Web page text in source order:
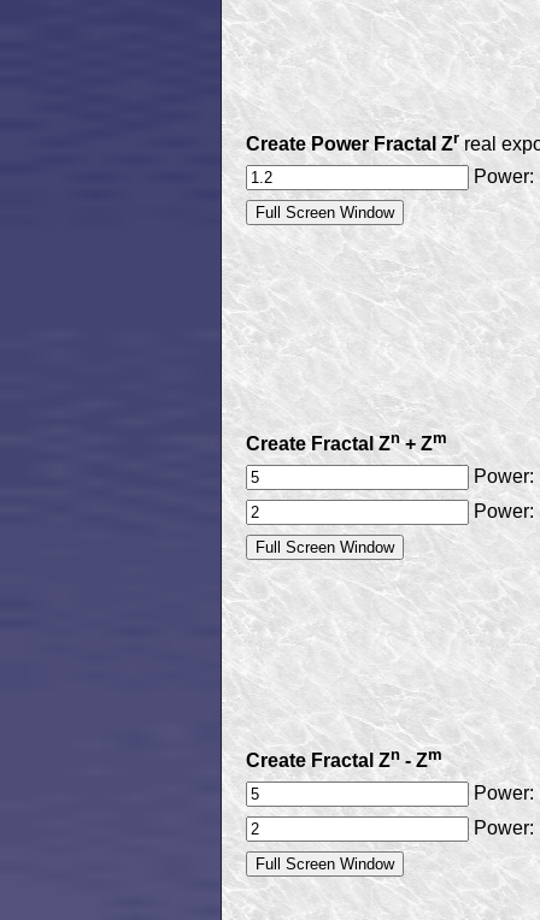
Create Power Fractal Zrreal
Power:
Create Fractal Zn+ Zm
Power:
Power:
Create Fractal Zn- Zm
Power:
Power: